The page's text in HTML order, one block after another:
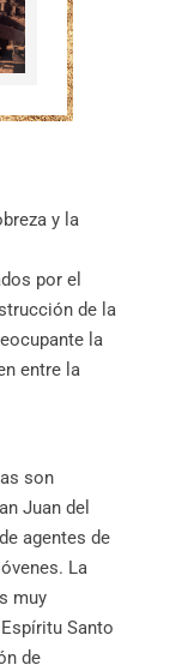
y la
por el
de la
la
entre la
son
Juan del
agentes de
La
muy
Santo
de